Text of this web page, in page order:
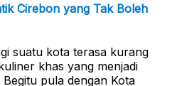
Cirebon yang Tak Boleh
suatu kota terasa kurang
khas yang menjadi
pula dengan Kota